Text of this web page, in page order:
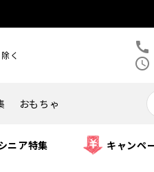
く call
schedule
おもちゃ
ニア特集 キャンペ